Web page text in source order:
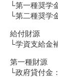
└第一種奨学
└第二種奨学
給付財源
└学資支給金
第一種財源
└政府貸付金